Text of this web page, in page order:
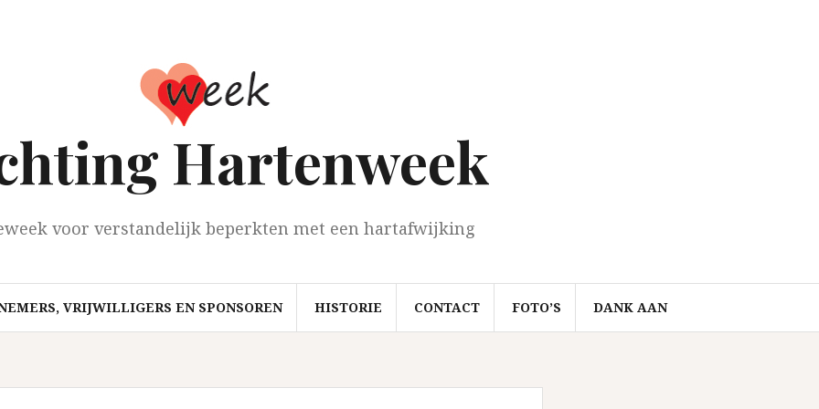
Hartenweek
voor verstandelijk beperkten met een hartafwijking
VRIJWILLIGERS EN SPONSOREN HISTORIE CONTACT FOTO’S DANK AAN